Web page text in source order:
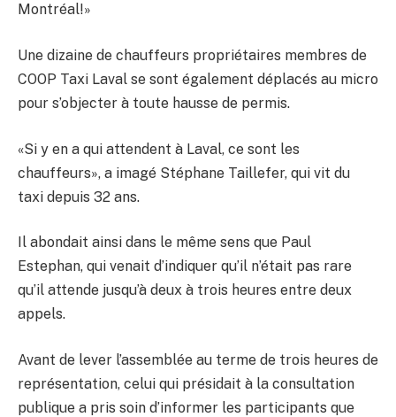
Montréal!»
Une dizaine de chauffeurs propriétaires membres de
COOP Taxi Laval se sont également déplacés au micro
pour s’objecter à toute hausse de permis.
«Si y en a qui attendent à Laval, ce sont les
chauffeurs», a imagé Stéphane Taillefer, qui vit du
taxi depuis 32 ans.
Il abondait ainsi dans le même sens que Paul
Estephan, qui venait d’indiquer qu’il n’était pas rare
qu’il attende jusqu’à deux à trois heures entre deux
appels.
Avant de lever l’assemblée au terme de trois heures de
représentation, celui qui présidait à la consultation
publique a pris soin d’informer les participants que